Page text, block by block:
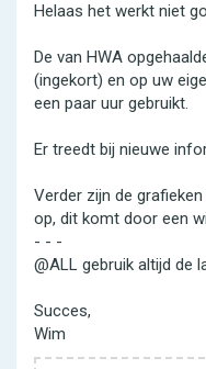
Helaas het werkt niet
De van HWA
(ingekort) en op uw
een paar uur gebruikt.
Er treedt bij nieuwe
Verder zijn de
op, dit komt door een
- - -
@ALL gebruik altijd de
Succes,
Wim